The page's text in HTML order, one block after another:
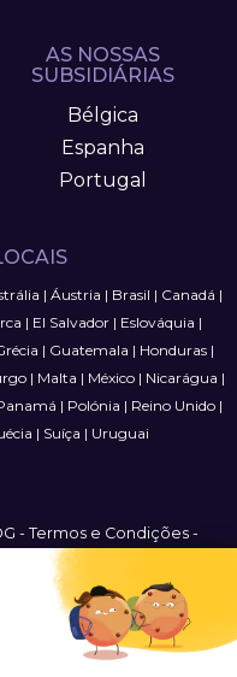
AS NOSSAS
SUBSIDIÁRIAS
Bélgica
Espanha
Portugal
| Áustria | Brasil | Canadá |
| El Salvador | Eslováquia |
| Guatemala | Honduras|
| Malta | México | Nicarágua |
| Polónia | Reino Unido|
| Suíça | Uruguai
- Termos e Condições-
Mapa do Site